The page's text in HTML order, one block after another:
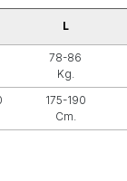
L
78-86
Kg.
175-190
Cm.